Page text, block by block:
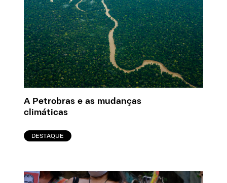
A Petrobras e as mudanças
climáticas
DESTAQUE